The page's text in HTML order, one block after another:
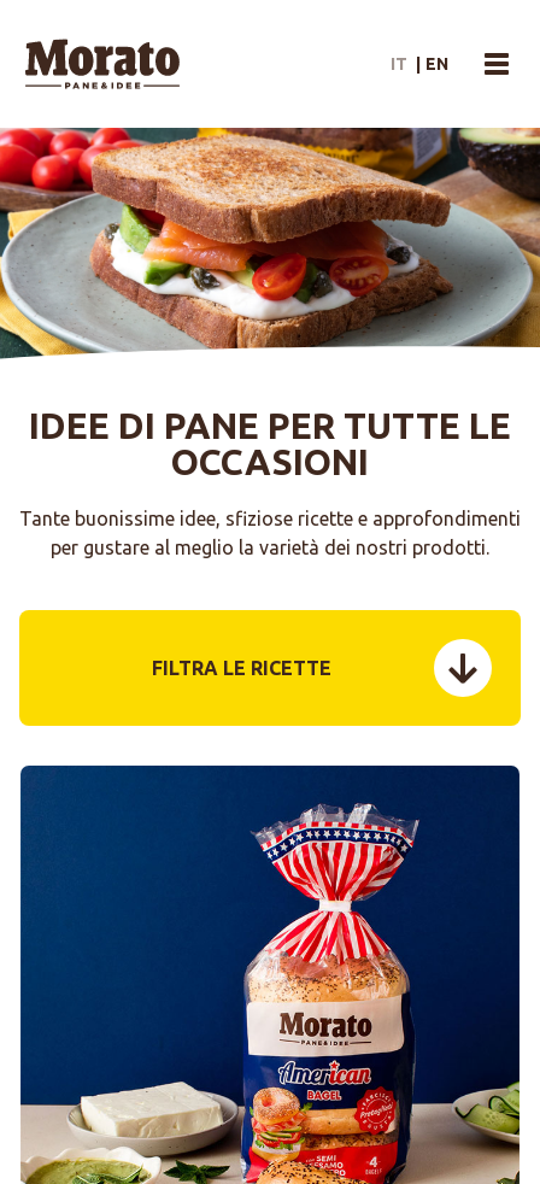
IT EN
IDEE DI PANE PER TUTTE LE
OCCASIONI
Tante buonissime idee, sfiziose ricette e approfondimenti
per gustare al meglio la varietà dei nostri prodotti.
FILTRA LE RICETTE
menu